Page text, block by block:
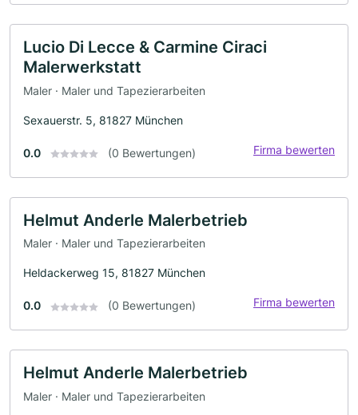
Lucio Di Lecce & Carmine Ciraci
Malerwerkstatt
Maler · Maler und Tapezierarbeiten
Sexauerstr. 5, 81827 München
0.0 (0 Bewertungen) Firma bewerten
Helmut Anderle Malerbetrieb
Maler · Maler und Tapezierarbeiten
Heldackerweg 15, 81827 München
0.0 (0 Bewertungen) Firma bewerten
Helmut Anderle Malerbetrieb
Maler · Maler und Tapezierarbeiten